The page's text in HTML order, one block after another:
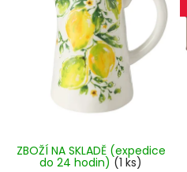
ZBOŽÍ NA SKLADĚ (expedice
do 24 hodin)(1 ks)